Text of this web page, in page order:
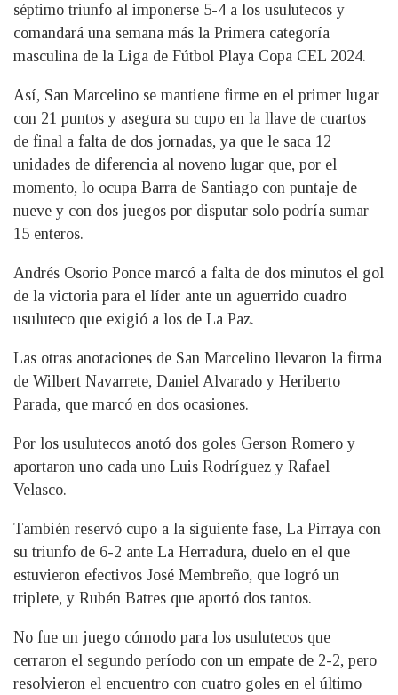
séptimo triunfo al imponerse 5-4 a los usulutecos y
comandará una semana más la Primera categoría
masculina de la Liga de Fútbol Playa Copa CEL 2024.
Así, San Marcelino se mantiene firme en el primer lugar
con 21 puntos y asegura su cupo en la llave de cuartos
de final a falta de dos jornadas, ya que le saca 12
unidades de diferencia al noveno lugar que, por el
momento, lo ocupa Barra de Santiago con puntaje de
nueve y con dos juegos por disputar solo podría sumar
15 enteros.
Andrés Osorio Ponce marcó a falta de dos minutos el gol
de la victoria para el líder ante un aguerrido cuadro
usuluteco que exigió a los de La Paz.
Las otras anotaciones de San Marcelino llevaron la firma
de Wilbert Navarrete, Daniel Alvarado y Heriberto
Parada, que marcó en dos ocasiones.
Por los usulutecos anotó dos goles Gerson Romero y
aportaron uno cada uno Luis Rodríguez y Rafael
Velasco.
También reservó cupo a la siguiente fase, La Pirraya con
su triunfo de 6-2 ante La Herradura, duelo en el que
estuvieron efectivos José Membreño, que logró un
triplete, y Rubén Batres que aportó dos tantos.
No fue un juego cómodo para los usulutecos que
cerraron el segundo período con un empate de 2-2, pero
resolvieron el encuentro con cuatro goles en el último